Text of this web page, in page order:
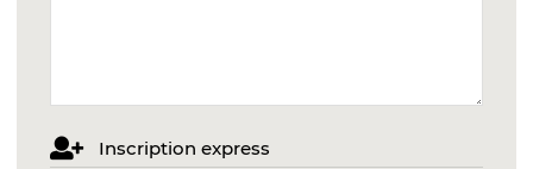
Inscription express